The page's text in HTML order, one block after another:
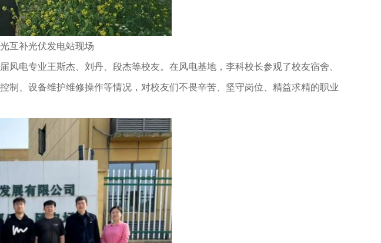
补光伏发电站现场
电专业王斯杰、刘丹、段杰等校友。在风电基地，李科校长参观了校友宿舍、
、设备维护维修操作等情况，对校友们不畏辛苦、坚守岗位、精益求精的职业